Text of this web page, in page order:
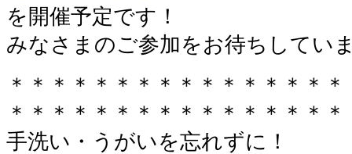
を開催予定です！
みなさまのご参加をお待ちしてい
＊＊＊＊＊＊＊＊＊＊＊＊＊＊＊
＊＊＊＊＊＊＊＊＊＊＊＊＊＊＊＊
手洗い・うがいを忘れずに！